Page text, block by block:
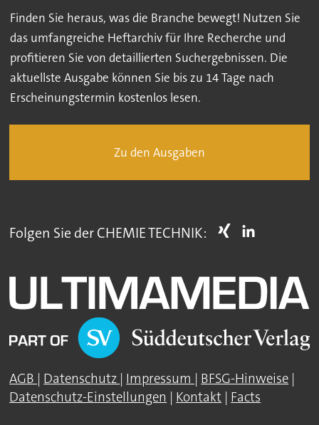
Finden Sie heraus, was die Branche bewegt! Nutzen Sie
das umfangreiche Heftarchiv für Ihre Recherche und
profitieren Sie von detaillierten Suchergebnissen. Die
aktuellste Ausgabe können Sie bis zu 14 Tage nach
Erscheinungstermin kostenlos lesen.
Zu den Ausgaben
Folgen Sie der CHEMIE TECHNIK:
AGB | Datenschutz | Impressum | BFSG-Hinweise |
Datenschutz-Einstellungen | Kontakt | Facts